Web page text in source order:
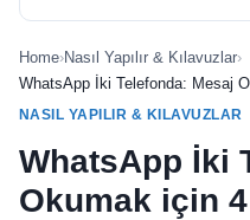
Home›Nasıl Yapılır & Kılavuzlar›
WhatsApp İki Telefonda: Mesaj
NASIL YAPILIR & KILAVUZLAR
WhatsApp İki
Okumak için 4